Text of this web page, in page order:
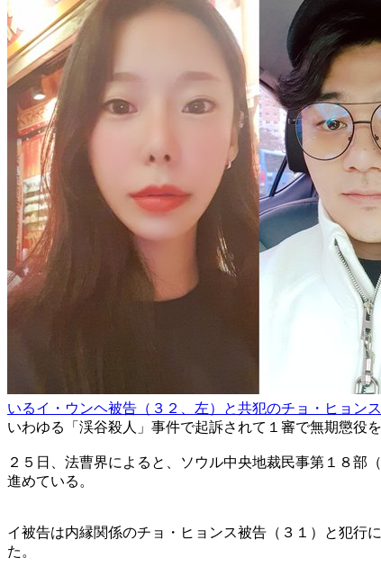
いるイ・ウンヘ被告（３２、左）と共犯のチョ・ヒョン
いわゆる「渓谷殺人」事件で起訴されて１審で無期懲役
２５日、法曹界によると、ソウル中央地裁民事第１８部
進めている。
イ被告は内縁関係のチョ・ヒョンス被告（３１）と犯行
た。